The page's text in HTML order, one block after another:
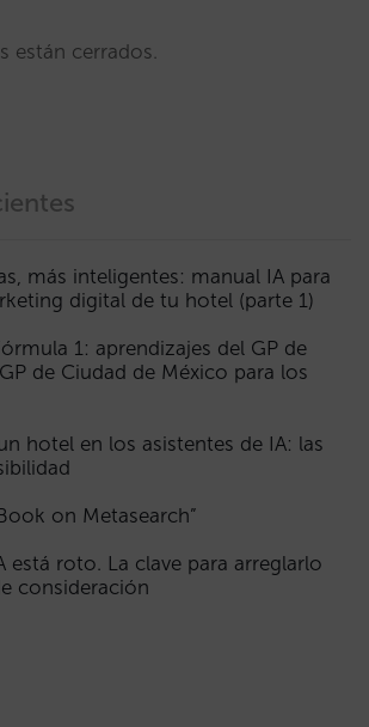
están cerrados.
más inteligentes: manual IA para
digital de tu hotel (parte 1)
1: aprendizajes del GP de
de Ciudad de México para los
hotel en los asistentes de IA: las
on Metasearch”
está roto. La clave para arreglarlo
consideración